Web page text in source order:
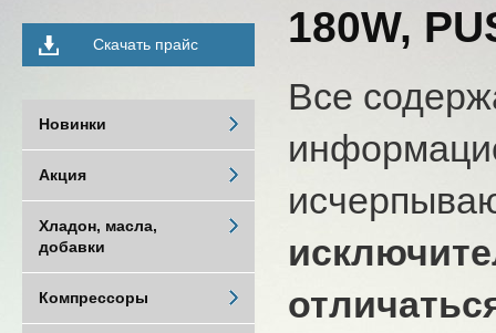
180W,
Все
Скачать прайс
Новинки
Акция
Хладон, масла,
добавки
Компрессоры